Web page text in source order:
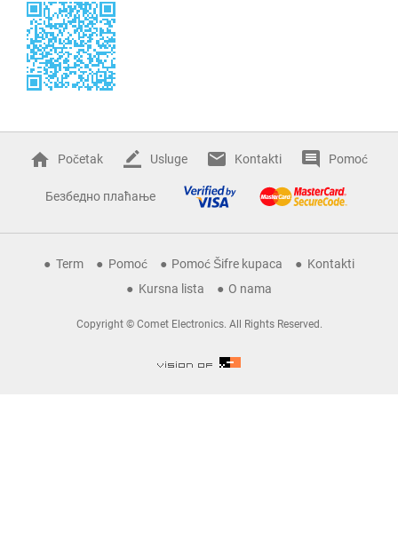
Početak Usluge Kontakti Pomoć
Безбедно плаћање
Term Pomoć Pomoć Šifre kupaca
Kontakti
Kursna lista
O nama
Copyright © Comet Electronics. All Rights Reserved.